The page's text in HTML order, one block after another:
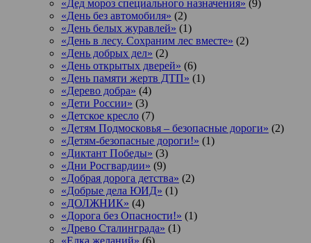
«Дед мороз специального назначения» (9)
«День без автомобиля» (2)
«День белых журавлей» (1)
«День в лесу. Сохраним лес вместе» (2)
«День добрых дел» (2)
«День открытых дверей» (6)
«День памяти жертв ДТП» (1)
«Дерево добра» (4)
«Дети России» (3)
«Детское кресло (7)
«Детям Подмосковья – безопасные дороги» (2)
«Детям-безопасные дороги!» (1)
«Диктант Победы» (3)
«Дни Росгвардии» (9)
«Добрая дорога детства» (2)
«Добрые дела ЮИД» (1)
«ДОЛЖНИК» (4)
«Дорога без Опасности!» (1)
«Древо Сталинграда» (1)
«Елка желаний» (6)